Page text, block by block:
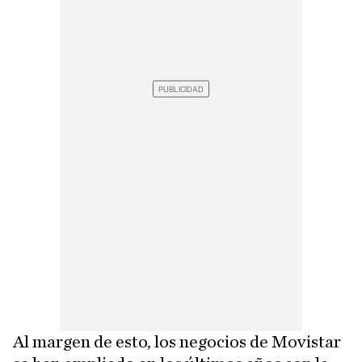
Al margen de esto, los negocios de Movistar